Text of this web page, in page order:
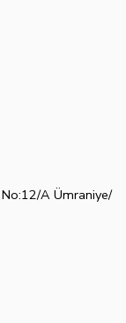
A Ümraniye/